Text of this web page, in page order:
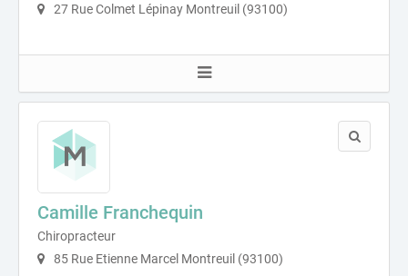
27 Rue Colmet Lépinay Montreuil (93100)
Camille Franchequin
Chiropracteur
85 Rue Etienne Marcel Montreuil (93100)